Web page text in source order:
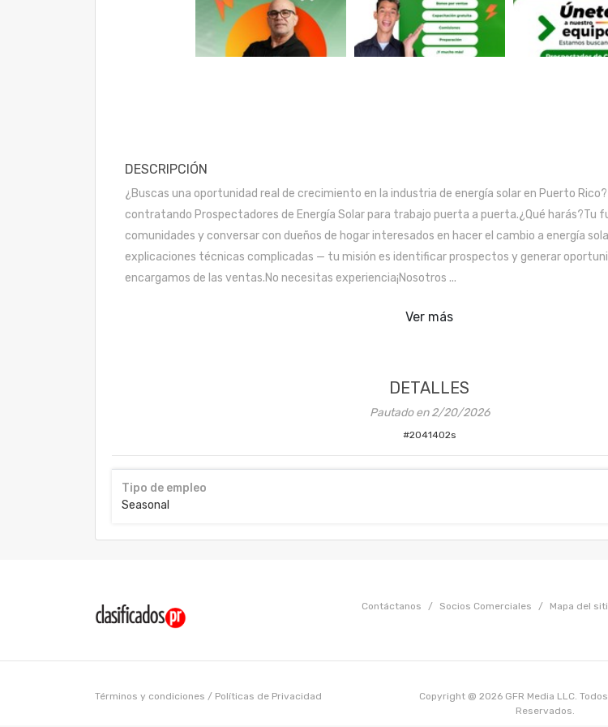
DESCRIPCIÓN
¿Buscas una oportunidad real de crecimiento en la industria de energía solar en Puerto
contratando Prospectadores de Energía Solar para trabajo puerta a puerta.¿Qué harás?Tu
comunidades y conversar con dueños de hogar interesados en hacer el cambio a energía
explicaciones técnicas complicadas — tu misión es identificar prospectos y generar
encargamos de las ventas.No necesitas experiencia¡Nosotros ...
Ver más
DETALLES
Pautado en2/20/2026
#2041402s
Tipo de empleo
Seasonal
Contáctanos / Socios Comerciales / Mapa del
Términos y condiciones / Políticas de Privacidad
Copyright @ 2026 GFR Media LLC.
Reservados.